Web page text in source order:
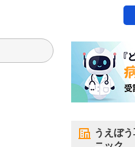
うえぼ